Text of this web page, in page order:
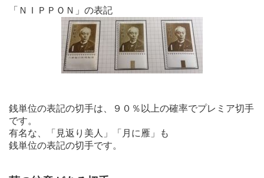
「ＮＩＰＰＯＮ」の表記
銭単位の表記の切手は、９０％以上の確率でプレミア切手
です。
有名な、「見返り美人」「月に雁」も
銭単位の表記の切手です。